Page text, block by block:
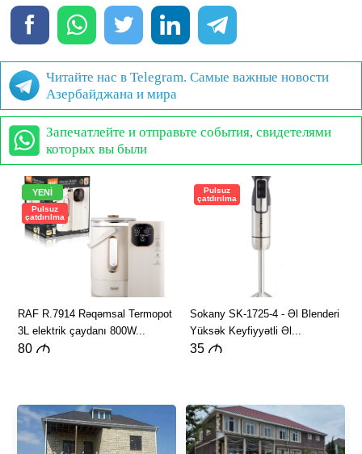
Читайте нас в Telegram. Самые важные новости
Азербайджана и мира
Запечатлейте и отправьте события, свидетелями
которых вы были